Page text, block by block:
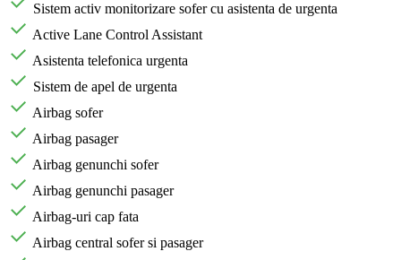
Sistem activ monitorizare sofer cu asistenta de urgenta
Active Lane Control Assistant
Asistenta telefonica urgenta
Sistem de apel de urgenta
Airbag sofer
Airbag pasager
Airbag genunchi sofer
Airbag genunchi pasager
Airbag-uri cap fata
Airbag central sofer si pasager